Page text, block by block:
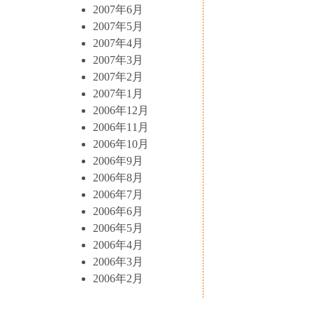
2007年6月
2007年5月
2007年4月
2007年3月
2007年2月
2007年1月
2006年12月
2006年11月
2006年10月
2006年9月
2006年8月
2006年7月
2006年6月
2006年5月
2006年4月
2006年3月
2006年2月